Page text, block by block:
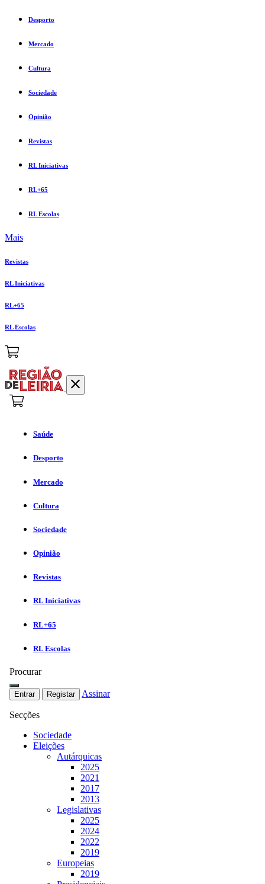
Desporto
Mercado
Cultura
Sociedade
Opinião
Revistas
RL Iniciativas
RL+65
RL Escolas
Mais
Revistas
RL Iniciativas
RL+65
RL Escolas
Saúde
Desporto
Mercado
Cultura
Sociedade
Opinião
Revistas
RL Iniciativas
RL+65
RL Escolas
Procurar
Entrar Registar Assinar
Secções
Sociedade
Eleições
Autárquicas
2025
2021
2017
2013
Legislativas
2025
2024
2022
2019
Europeias
2019